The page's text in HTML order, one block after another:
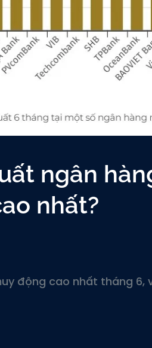
ngân
nhất?
động cao nhất tháng 6,